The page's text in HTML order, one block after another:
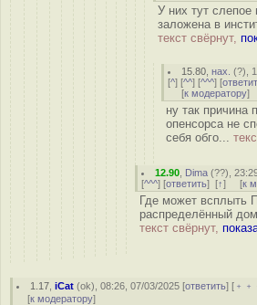
У них тут
заложена в
текст свёрнут,
15.80 ,нах. (?),
[^] [^^] [^^^] [
[к модератору]
ну так причина
опенсорса не
себя обго...
12.90 Dima (??),
[^^^] [ответить] [↑] [к
Где может всплыть
распределённый
текст свёрнут,
1.17 ,iCat (ok), 08:26, 07/03/2025 [ответить] [
[к модератору]